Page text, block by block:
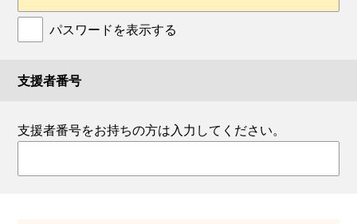
パスワードを表示する
支援者番号
支援者番号をお持ちの方は入力してください。